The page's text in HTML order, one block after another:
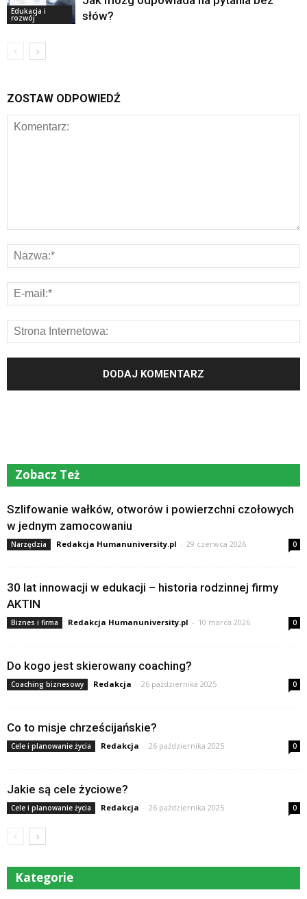
Edukacja i
rozwój
słów?
ZOSTAW ODPOWIEDŹ
Zobacz Też
Szlifowanie wałków, otworów i powierzchni czołowych
w jednym zamocowaniu
Narzędzia Redakcja Humanuniversity.pl - 29 czerwca 2026 0
30 lat innowacji w edukacji – historia rodzinnej firmy
AKTIN
Biznes i firma Redakcja Humanuniversity.pl - 10 marca 2026 0
Do kogo jest skierowany coaching?
Coaching biznesowy Redakcja - 26 października 2025 0
Co to misje chrześcijańskie?
Cele i planowanie życia Redakcja - 26 października 2025 0
Jakie są cele życiowe?
Cele i planowanie życia Redakcja - 26 października 2025 0
Kategorie